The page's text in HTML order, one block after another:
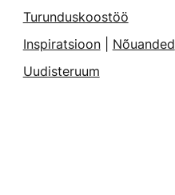
Turunduskoostöö
Inspiratsioon| Nõuanded
Uudisteruum